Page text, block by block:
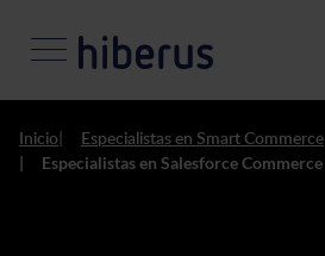
Inicio Especialistas en Smart Commerce
Especialistas en Salesforce Commerce